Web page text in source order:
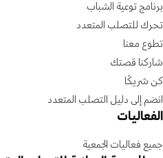
برنامج توعية الشباب
تحرك للتصلب المتعدد
تطوع معنا
شاركنا قصتك
كن شريكًا
انضم إلى دليل التصلب المتعدد
الفعاليات
جميع فعاليات الجمعية